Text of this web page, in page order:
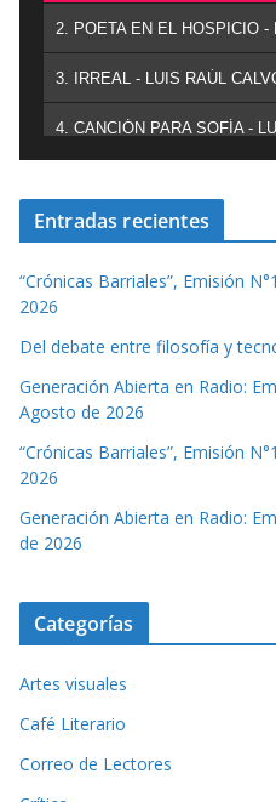
2. POETA EN EL HOSPICIO -
3. IRREAL - LUIS RAÚL
4. CANCIÓN PARA SOFÍA -
Entradas recientes
“Crónicas Barriales”, Emisión
2026
Del debate entre filosofía y
Generación Abierta en Radio:
Agosto de 2026
“Crónicas Barriales”, Emisión
2026
Generación Abierta en Radio:
de 2026
Categorías
Artes visuales
Café Literario
Correo de Lectores